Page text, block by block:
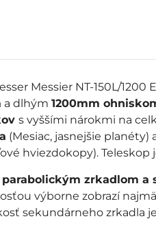
Messier NT-150L/
a dlhým 1200mm
s vyššími nárokmi na
(Mesiac, jasnejšie
hviezdokopy).
zrkadlom a
výborne zobrazí
sekundárneho zrkadla